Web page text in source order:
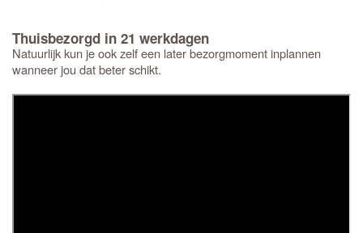
Thuisbezorgd in 21 werkdagen
Natuurlijk kun je ook zelf een later bezorgmoment inplannen
wanneer jou dat beter schikt.